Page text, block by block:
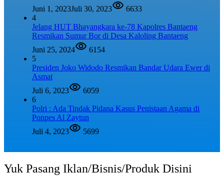
Juni 1, 2023Juli 30, 2023
6633
4
Jelang HUT Bhayangkara ke-78 Kapolres Bantaeng
Resmikan Sumur Bor di Desa Kaloling Bantaeng
Juni 25, 2024
6154
5
Presiden Joko Widodo Resmikan Bandar Udara Ewer di
Asmat
Juli 6, 2023
6059
6
Polri : Ada Tindak Pidana Kasus Penistaan Agama di
Ponpes Al Zaytun
Juli 4, 2023
5699
Yuk Pasang Iklan/Bisnis/Produk Disini